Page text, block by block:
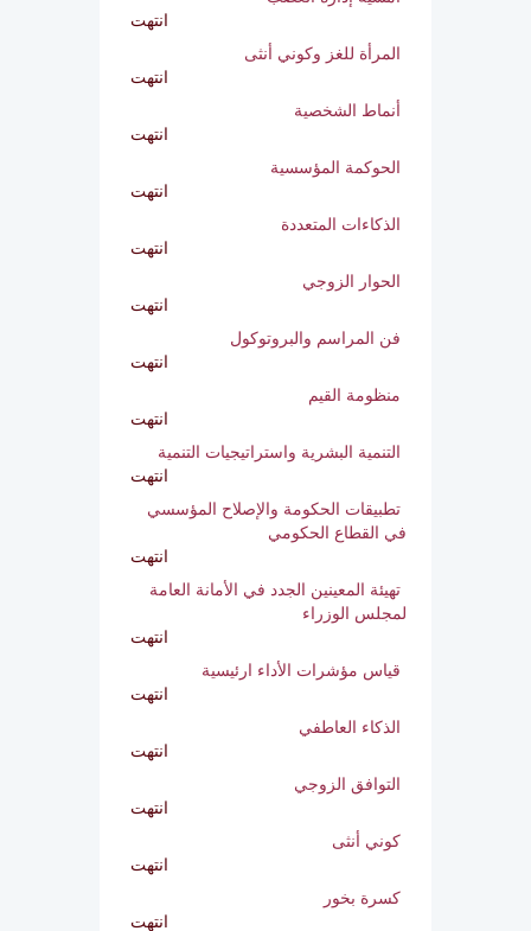
انتهت
أمسية إدارة الغضب
انتهت
المرأة للغز وكوني أنثى
انتهت
أنماط الشخصية
انتهت
الحوكمة المؤسسية
انتهت
الذكاءات المتعددة
انتهت
الحوار الزوجي
انتهت
فن المراسم والبروتوكول
انتهت
منظومة القيم
انتهت
التنمية البشرية واستراتيجيات التنمية
تطبيقات الحكومة والإصلاح المؤسسي
في القطاع الحكومي
تهيئة المعينين الجدد في الأمانة العامة
لمجلس الوزراء
انتهت
قياس مؤشرات الأداء ارئيسية
انتهت
الذكاء العاطفي
انتهت
التوافق الزوجي
انتهت
كوني أنثى
انتهت